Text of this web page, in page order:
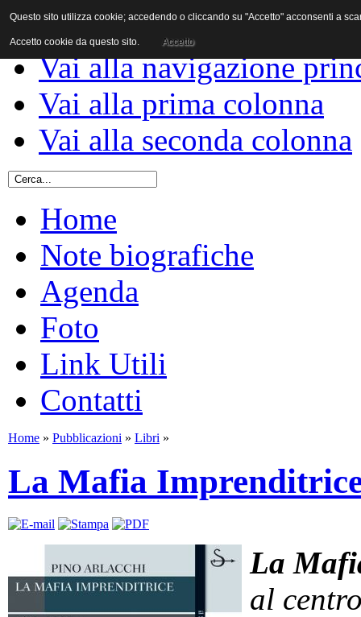
Vai al contenuto
Vai alla navigazione
Vai alla prima colonna
Vai alla seconda colonna
Home
Note biografiche
Agenda
Foto
Link Utili
Contatti
Home » Pubblicazioni » Libri »
La Mafia
La
al
Questo sito utilizza cookie; accedendo o cliccando su "Accetto" acconsenti a
Accetto cookie da questo sito. Accetto